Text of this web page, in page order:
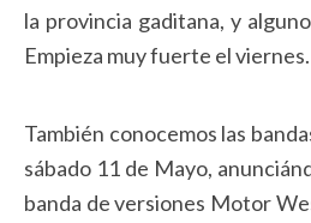
la provincia gaditana, y
Empieza muy fuerte el viernes.
También conocemos las
sábado 11 de Mayo,
banda de versiones Motor